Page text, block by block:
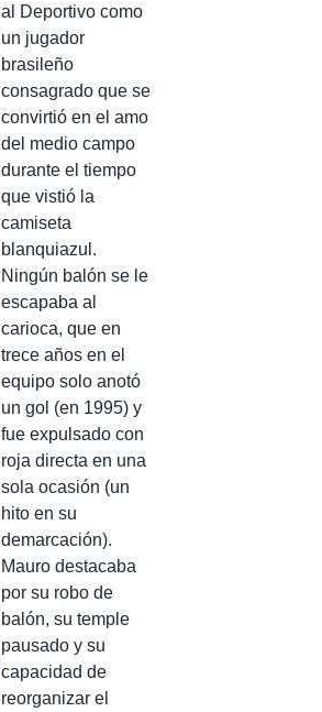
al Deportivo como
un jugador
brasileño
consagrado que se
convirtió en el amo
del medio campo
durante el tiempo
que vistió la
camiseta
blanquiazul.
Ningún balón se le
escapaba al
carioca, que en
trece años en el
equipo solo anotó
un gol (en 1995) y
fue expulsado con
roja directa en una
sola ocasión (un
hito en su
demarcación).
Mauro destacaba
por su robo de
balón, su temple
pausado y su
capacidad de
reorganizar el